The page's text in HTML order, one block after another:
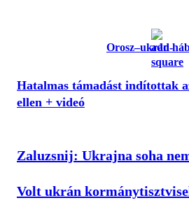
Orosz–ukrán
Hatalmas támadást indítottak
ellen + videó
Zaluzsnij: Ukrajna soha
Volt ukrán